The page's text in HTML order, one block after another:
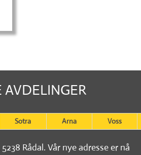
AVDELINGER
Sotra Arna Voss
Rådal. Vår nye adresse er nå